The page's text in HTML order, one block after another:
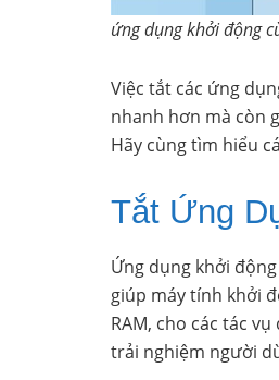
ứng dụng khởi động
Việc tắt các ứng
nhanh hơn mà còn
Hãy cùng tìm hiểu
Tắt Ứng
Ứng dụng khởi
giúp máy tính khởi
RAM, cho các tác
trải nghiệm người